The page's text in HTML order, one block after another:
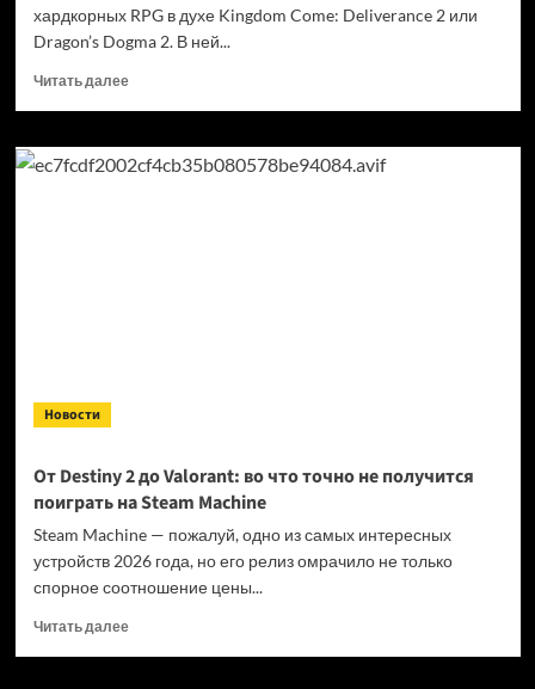
хардкорных RPG в духе Kingdom Come: Deliverance 2 или
Dragon’s Dogma 2. В ней...
Читать далееПрочитать
Советы
по прохождению
Новости
От Destiny 2 до Valorant: во что точно не получится
поиграть на Steam Machine
Steam Machine — пожалуй, одно из самых интересных
устройств 2026 года, но его релиз омрачило не только
спорное соотношение цены...
Читать далееПрочитать